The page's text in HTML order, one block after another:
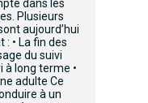
dans les
Plusieurs
aujourd’hui
• La fin des
du suivi
à long terme •
adulte Ce
à un